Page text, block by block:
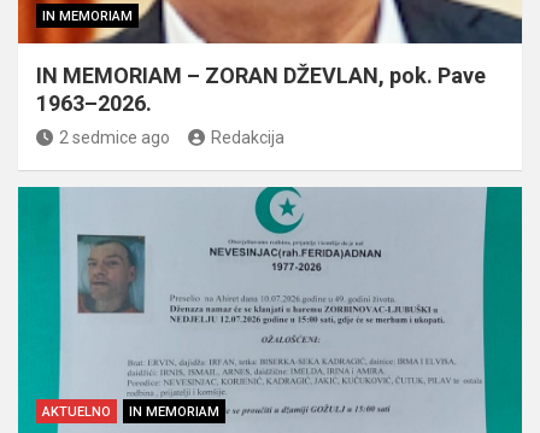
IN MEMORIAM
IN MEMORIAM – ZORAN DŽEVLAN, pok. Pave
1963–2026.
2 sedmice ago Redakcija
AKTUELNO IN MEMORIAM